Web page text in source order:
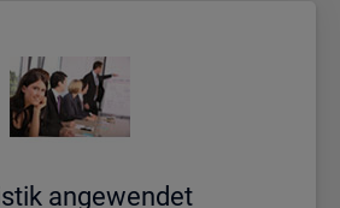
an­ge­wen­det